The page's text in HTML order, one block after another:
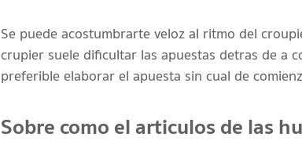
Se puede acostumbrarte veloz al ritmo del
crupier suele dificultar las apuestas detras de a
preferible elaborar el apuesta sin cual de
Sobre como el articulos de las